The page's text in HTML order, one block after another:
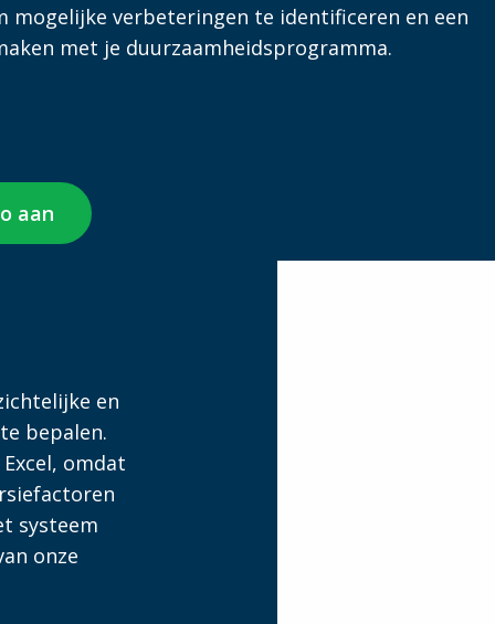
mogelijke verbeteringen te identificeren en een
met je duurzaamheidsprogramma.
aan
en
bepalen.
omdat
systeem
onze